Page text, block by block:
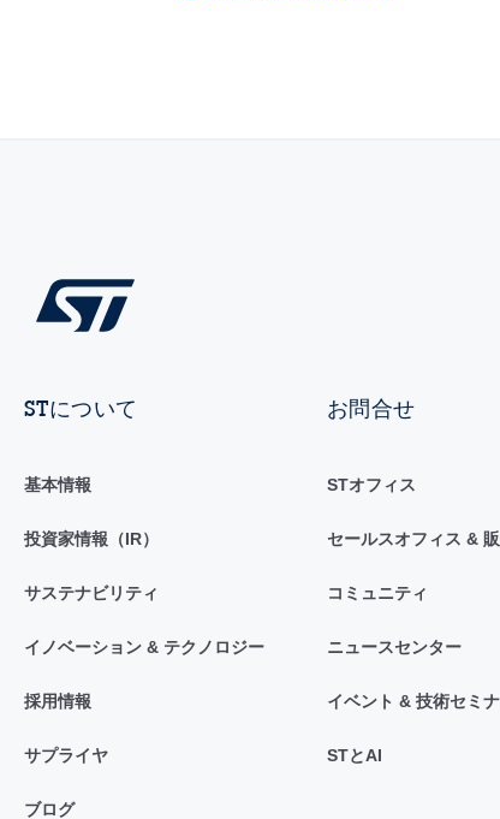
STについて
基本情報
投資家情報（IR）
サステナビリティ
イノベーション & テクノロジー
採用情報
サプライヤ
ブログ
お問合せ
STオフィス
セールスオフィス &
コミュニティ
ニュースセンター
イベント & 技術セミ
STとAI